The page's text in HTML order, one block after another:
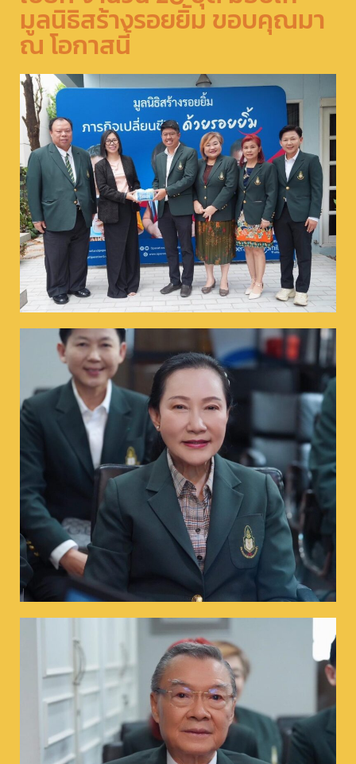
มูลนิธิสร้างรอยยิัม​ ขอบคุณมา​
ณ โอกาสนี้